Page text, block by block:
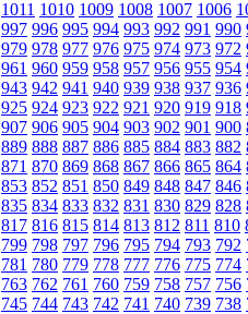
1011 1010 1009 1008 1007 1006
997 996 995 994 993 992 991 990
979 978 977 976 975 974 973 972
961 960 959 958 957 956 955 954
943 942 941 940 939 938 937 936
925 924 923 922 921 920 919 918
907 906 905 904 903 902 901 900
889 888 887 886 885 884 883 882
871 870 869 868 867 866 865 864
853 852 851 850 849 848 847 846
835 834 833 832 831 830 829 828
817 816 815 814 813 812 811 810
799 798 797 796 795 794 793 792
781 780 779 778 777 776 775 774
763 762 761 760 759 758 757 756
745 744 743 742 741 740 739 738